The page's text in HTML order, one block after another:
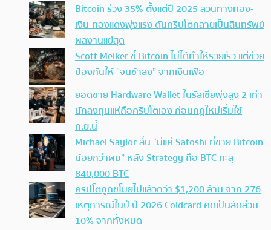
Bitcoin ร่วง 35% ตั้งแต่ปี 2025 สวนทางทอง-
เงิน-ทองแดงพุ่งแรง ดันคริปโตกลายเป็นสินทรัพย์
ผลงานแย่สุด
Scott Melker ชี้ Bitcoin ไม่ได้ทำให้รวยเร็ว แต่ช่วย
ป้องกันให้ “จนช้าลง” จากเงินเฟ้อ
ยอดขาย Hardware Wallet ในรัสเซียพุ่งสูง 2 เท่า
นักลงทุนแห่ถือคริปโตเอง ก่อนกฎใหม่เริ่มใช้
ก.ย.นี้
Michael Saylor ลั่น “มีแค่ Satoshi ที่ขาย Bitcoin
น้อยกว่าผม” หลัง Strategy ถือ BTC ทะลุ
840,000 BTC
คริปโตถูกขโมยไปแล้วกว่า $1,200 ล้าน จาก 276
เหตุการณ์ในปี ปี 2026 Coldcard คิดเป็นสัดส่วน
10% จากทั้งหมด